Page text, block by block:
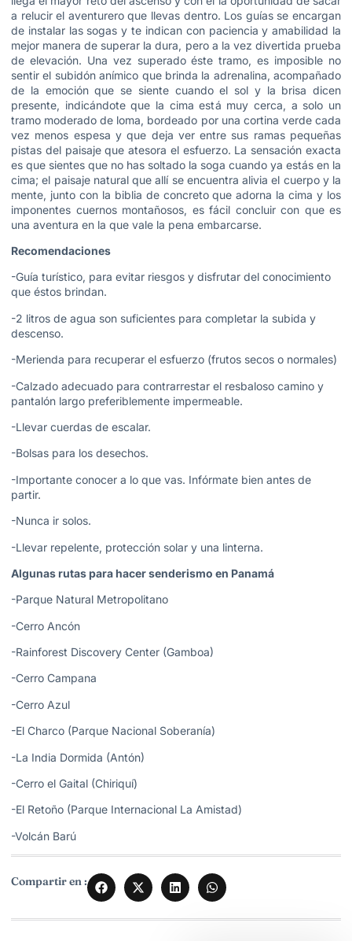
a relucir el aventurero que llevas dentro. Los guías se encargan
de instalar las sogas y te indican con paciencia y amabilidad la
mejor manera de superar la dura, pero a la vez divertida prueba
de elevación. Una vez superado éste tramo, es imposible no
sentir el subidón anímico que brinda la adrenalina, acompañado
de la emoción que se siente cuando el sol y la brisa dicen
presente, indicándote que la cima está muy cerca, a solo un
tramo moderado de loma, bordeado por una cortina verde cada
vez menos espesa y que deja ver entre sus ramas pequeñas
pistas del paisaje que atesora el esfuerzo. La sensación exacta
es que sientes que no has soltado la soga cuando ya estás en la
cima; el paisaje natural que allí se encuentra alivia el cuerpo y la
mente, junto con la biblia de concreto que adorna la cima y los
imponentes cuernos montañosos, es fácil concluir con que es
una aventura en la que vale la pena embarcarse.
Recomendaciones
-Guía turístico, para evitar riesgos y disfrutar del conocimiento
que éstos brindan.
-2 litros de agua son suficientes para completar la subida y
descenso.
-Merienda para recuperar el esfuerzo (frutos secos o normales)
-Calzado adecuado para contrarrestar el resbaloso camino y
pantalón largo preferiblemente impermeable.
-Llevar cuerdas de escalar.
-Bolsas para los desechos.
-Importante conocer a lo que vas. Infórmate bien antes de
partir.
-Nunca ir solos.
-Llevar repelente, protección solar y una linterna.
Algunas rutas para hacer senderismo en Panamá
-Parque Natural Metropolitano
-Cerro Ancón
-Rainforest Discovery Center (Gamboa)
-Cerro Campana
-Cerro Azul
-El Charco (Parque Nacional Soberanía)
-La India Dormida (Antón)
-Cerro el Gaital (Chiriquí)
-El Retoño (Parque Internacional La Amistad)
-Volcán Barú
Compartir en :